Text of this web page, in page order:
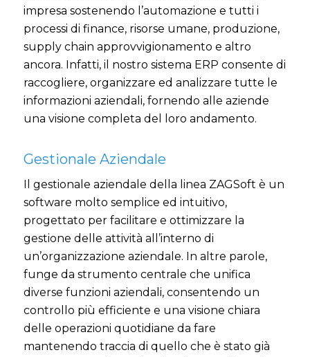
impresa sostenendo l’automazione e tutti i
processi di finance, risorse umane, produzione,
supply chain approvvigionamento e altro
ancora. Infatti, il nostro sistema ERP consente di
raccogliere, organizzare ed analizzare tutte le
informazioni aziendali, fornendo alle aziende
una visione completa del loro andamento.
Gestionale Aziendale
Il gestionale aziendale della linea ZAGSoft è un
software molto semplice ed intuitivo,
progettato per facilitare e ottimizzare la
gestione delle attività all’interno di
un’organizzazione aziendale. In altre parole,
funge da strumento centrale che unifica
diverse funzioni aziendali, consentendo un
controllo più efficiente e una visione chiara
delle operazioni quotidiane da fare
mantenendo traccia di quello che è stato già